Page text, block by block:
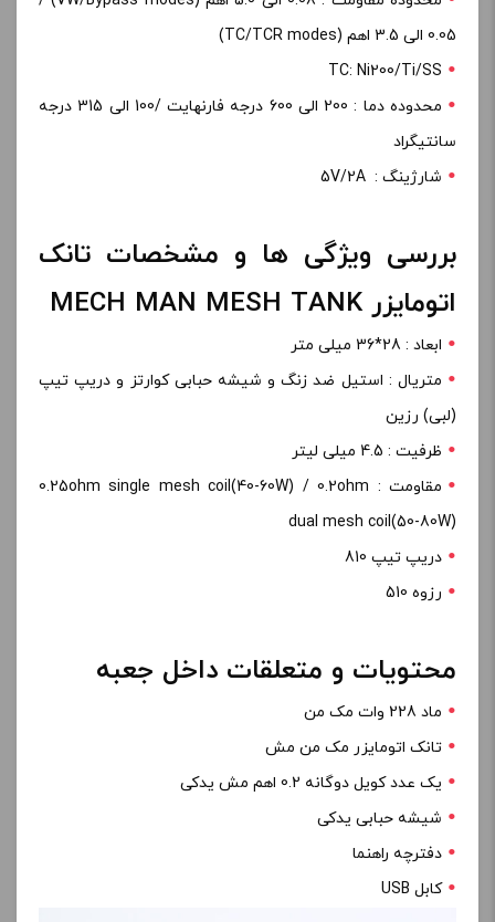
0.05 الی 3.5 اهم (TC/TCR modes)
TC: Ni200/Ti/SS
محدوده دما : 200 الی 600 درجه فارنهایت /100 الی 315 درجه
سانتیگراد
شارژینگ : 5V/2A
بررسی ویژگی ها و مشخصات تانک
اتومایزر MECH MAN MESH TANK
ابعاد : 28*36 میلی متر
متریال : استیل ضد زنگ و شیشه حبابی کوارتز و دریپ تیپ
(لبی) رزین
ظرفیت : 4.5 میلی لیتر
مقاومت : 0.25ohm single mesh coil(40-60W) / 0.2ohm
dual mesh coil(50-80W)
دریپ تیپ 810
رزوه 510
محتویات و متعلقات داخل جعبه
ماد 228 وات مک من
تانک اتومایزر مک من مش
یک عدد کویل دوگانه 0.2 اهم مش یدکی
شیشه حبابی یدکی
دفترچه راهنما
کابل USB